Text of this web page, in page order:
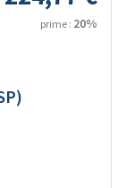
prime : 20%